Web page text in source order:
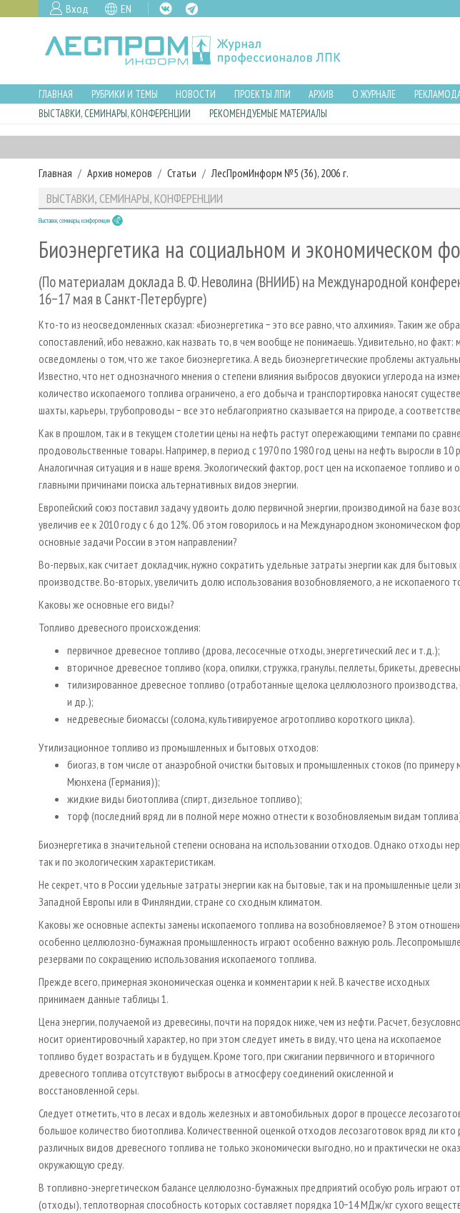
Вход EN
ГЛАВНАЯ РУБРИКИ И ТЕМЫ НОВОСТИ ПРОЕКТЫ ЛПИ АРХИВ О ЖУРНАЛЕ
ВЫСТАВКИ, СЕМИНАРЫ, КОНФЕРЕНЦИИ
РЕКОМЕНДУЕМЫЕ МАТЕРИАЛЫ
Главная Архив номеров Статьи ЛесПромИнформ №5 (36), 2006 г.
ВЫСТАВКИ, СЕМИНАРЫ, КОНФЕРЕНЦИИ
Выставки, семинары, конференции
Биоэнергетика на социальном и экономическом
(По материалам доклада В. Ф. Неволина (ВНИИБ) на Международной
16−17 мая в Санкт-Петербурге)
Кто-то из неосведомленных сказал: «Биоэнергетика − это все равно, что алхимия». Таким же
сопоставлений, ибо неважно, как назвать то, в чем вообще не понимаешь. Удивительно, но факт:
осведомлены о том, что же такое биоэнергетика. А ведь биоэнергетические проблемы
Известно, что нет однозначного мнения о степени влияния выбросов двуокиси углерода на
количество ископаемого топлива ограничено, а его добыча и транспортировка наносят
шахты, карьеры, трубопроводы − все это неблагоприятно сказывается на природе, а
Как в прошлом, так и в текущем столетии цены на нефть растут опережающими темпами по
продовольственные товары. Например, в период с 1970 по 1980 год цены на нефть выросли в 10
Аналогичная ситуация и в наше время. Экологический фактор, рост цен на ископаемое топливо и
главными причинами поиска альтернативных видов энергии.
Европейский союз поставил задачу удвоить долю первичной энергии, производимой на базе
увеличив ее к 2010 году с 6 до 12%. Об этом говорилось и на Международном экономическом
основные задачи России в этом направлении?
Во-первых, как считает докладчик, нужно сократить удельные затраты энергии как для
производстве. Во-вторых, увеличить долю использования возобновляемого, а не ископаемого
Каковы же основные его виды?
Топливо древесного происхождения:
первичное древесное топливо (дрова, лесосечные отходы, энергетический лес и т.д.);
вторичное древесное топливо (кора, опилки, стружка, гранулы, пеллеты, брикеты,
тилизированное древесное топливо (отработанные щелока целлюлозного
и др.);
недревесные биомассы (солома, культивируемое агротопливо короткого цикла).
Утилизационное топливо из промышленных и бытовых отходов:
биогаз, в том числе от анаэробной очистки бытовых и промышленных стоков (по
Мюнхена (Германия));
жидкие виды биотоплива (спирт, дизельное топливо);
торф (последний вряд ли в полной мере можно отнести к возобновляемым видам
Биоэнергетика в значительной степени основана на использовании отходов. Однако отходы
так и по экологическим характеристикам.
Не секрет, что в России удельные затраты энергии как на бытовые, так и на промышленные цели
Западной Европы или в Финляндии, стране со сходным климатом.
Каковы же основные аспекты замены ископаемого топлива на возобновляемое? В этом
особенно целлюлозно-бумажная промышленность играют особенно важную роль.
резервами по сокращению использования ископаемого топлива.
Прежде всего, примерная экономическая оценка и комментарии к ней. В качестве исходных
принимаем данные таблицы 1.
Цена энергии, получаемой из древесины, почти на порядок ниже, чем из нефти. Расчет,
носит ориентировочный характер, но при этом следует иметь в виду, что цена на ископаемое
топливо будет возрастать и в будущем. Кроме того, при сжигании первичного и вторичного
древесного топлива отсутствуют выбросы в атмосферу соединений окисленной и
восстановленной серы.
Следует отметить, что в лесах и вдоль железных и автомобильных дорог в процессе
большое количество биотоплива. Количественной оценкой отходов лесозаготовок вряд ли кто
различных видов древесного топлива не только экономически выгодно, но и практически не
окружающую среду.
В топливно-энергетическом балансе целлюлозно-бумажных предприятий особую роль играют
(отходы), теплотворная способность которых составляет порядка 10−14 МДж/кг сухого